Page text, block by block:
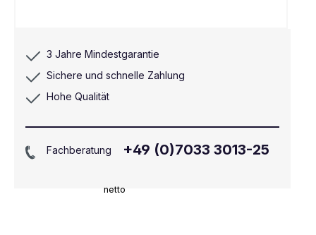
netto
3 Jahre Mindestgarantie
Sichere und schnelle Zahlung
Hohe Qualität
Fachberatung +49 (0)7033 3013-25